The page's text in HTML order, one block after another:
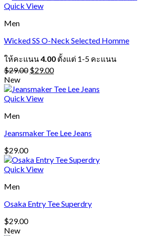
Quick View
Men
Wicked SS O-Neck Selected Homme
ให้คะแนน4.00 ตั้งแต่ 1-5 คะแนน
$29.00 Original
was:
$29.00.
$29.00Current
is:
New
Quick View
Men
Jeansmaker Tee Lee Jeans
$29.00
Quick View
Men
Osaka Entry Tee Superdry
$29.00
New